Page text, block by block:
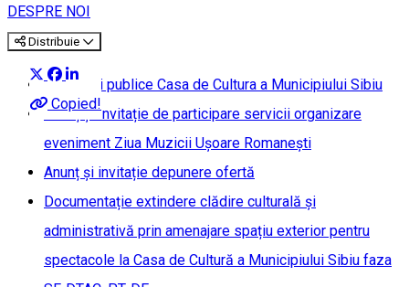
DESPRE NOI
Distribuie
Copied!
Cheltuieli publice Casa de Cultura a Municipiului Sibiu
Anunț și Invitație de participare servicii organizare
eveniment Ziua Muzicii Ușoare Romanești
Anunț și invitație depunere ofertă
Documentație extindere clădire culturală și
administrativă prin amenajare spațiu exterior pentru
spectacole la Casa de Cultură a Municipiului Sibiu faza